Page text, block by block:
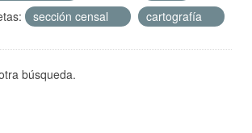
sección censal cartografía
búsqueda.